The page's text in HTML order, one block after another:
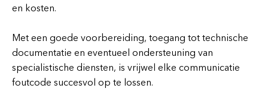
en kosten.
Met een goede voorbereiding, toegang tot technische
documentatie en eventueel ondersteuning van
specialistische diensten, is vrijwel elke communicatie
foutcode succesvol op te lossen.